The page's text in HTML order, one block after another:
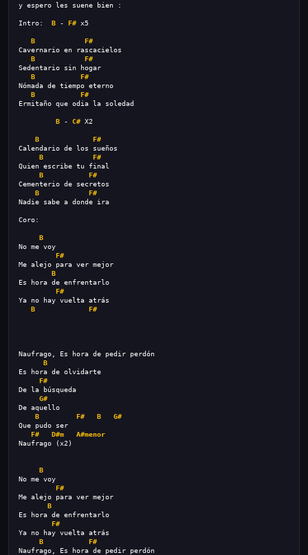
y espero les suene bien :
Intro: B - F# x5
B
F#
Cavernario en rascacielos
B
F#
Sedentario sin hogar
B
F#
Nómada de tiempo eterno
B
F#
Ermitaño que odia la soledad
B - C# X2
B
F#
Calendario de los sueños
B
F#
Quien escribe tu final
B
F#
Cementerio de secretos
B
F#
Nadie sabe a donde ira
Coro:
B
No me voy
F#
Me alejo para ver mejor
B
Es hora de enfrentarlo
F#
Ya no hay vuelta atrás
B
F#
Naufrago, Es hora de pedir perdón
B
Es hora de olvidarte
F#
De la búsqueda
G#
De aquello
B
F# B
G#
Que pudo ser
F#
D#m
A#menor
Naufrago (x2)
B
No me voy
F#
Me alejo para ver mejor
B
Es hora de enfrentarlo
F#
Ya no hay vuelta atrás
B
F#
Naufrago, Es hora de pedir perdón